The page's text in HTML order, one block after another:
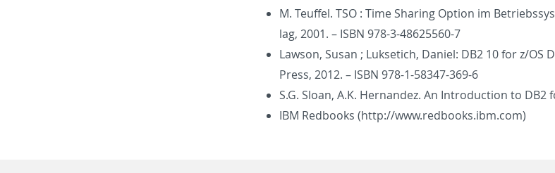
M. Teuf­fel. TSO : Time Shar­ing Op­tion im
lag, 2001. – ISBN 978-3-48625560-7
Law­son, Susan ; Luk­setich, Daniel: DB2 10 for z/
Press, 2012. – ISBN 978-1-58347-369-6
S.G. Sloan, A.K. Her­nan­dez. An In­tro­duc­tion to DB2
IBM Red­books (http://​www.​redbooks.​ibm.​com)